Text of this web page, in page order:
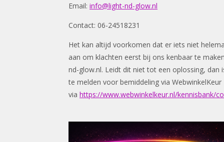
Email: info@light-nd-glow.nl
Contact: 06-24518231
Het kan altijd voorkomen dat er iets niet
aan om klachten eerst bij ons kenbaar te
nd-glow.nl. Leidt dit niet tot een oplossing, dan
te melden voor bemiddeling via WebwinkelKeur
via https://www.webwinkelkeur.nl/kennisbank/